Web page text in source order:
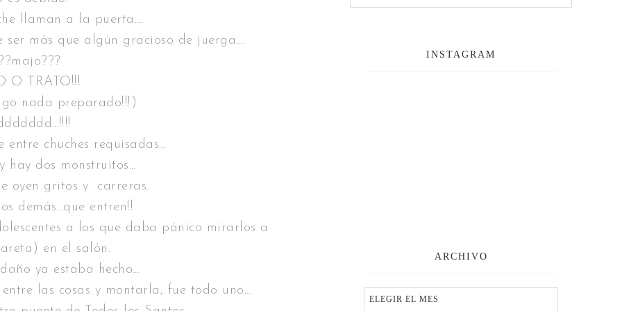
llaman a la puerta….
ser más que algún gracioso de juerga….
O TRATO!!!
nada preparado!!!)
entre chuches requisadas…
hay dos monstruitos…
oyen gritos y carreras.
demás…que entren!!
a los que daba pánico mirarlos a
en el salón.
ya estaba hecho…
las cosas y montarla, fue todo uno…
INSTAGRAM
ARCHIVO